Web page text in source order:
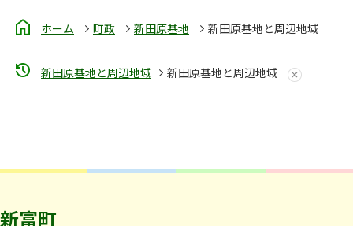
ホーム 町政 新田原基地 新田原基地と周辺地域
新田原基地と周辺地域 新田原基地と周辺地域
新富町